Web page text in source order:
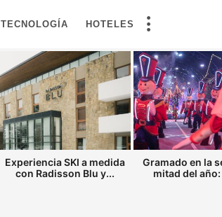
TECNOLOGÍA HOTELES
Experiencia SKI a medida
con Radisson Blu y...
Gramado en la
mitad del